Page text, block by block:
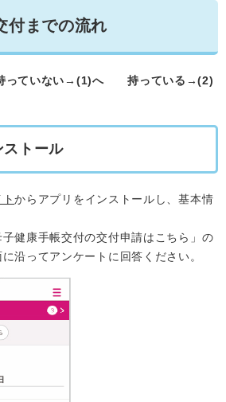
付までの流れ
持っていない→(1)へ 持っている→(2)
ストール
トからアプリをインストールし、基本情
健康手帳交付の交付申請はこちら」の
沿ってアンケートに回答ください。